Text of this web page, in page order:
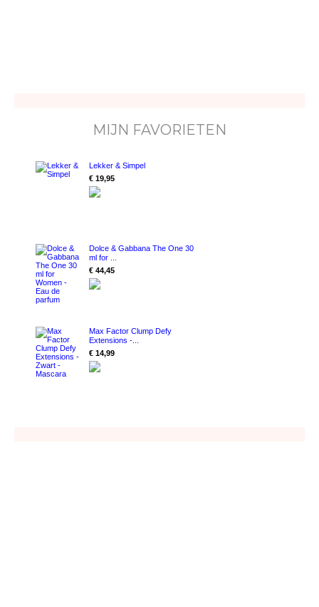
MIJN FAVORIETEN
Lekker & Simpel
€ 19,95
Dolce & Gabbana The One 30
ml for ...
€ 44,45
Max Factor Clump Defy
Extensions -...
€ 14,99